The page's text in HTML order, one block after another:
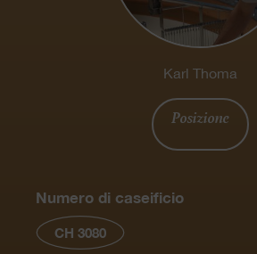
Karl Thoma
Posizione
Numero di caseificio
CH 3080